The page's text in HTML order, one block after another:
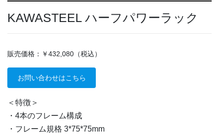
KAWASTEEL ハーフパワーラック
販売価格：￥432,080（税込）
お問い合わせはこちら
＜特徴＞
・4本のフレーム構成
・フレーム規格 3*75*75mm